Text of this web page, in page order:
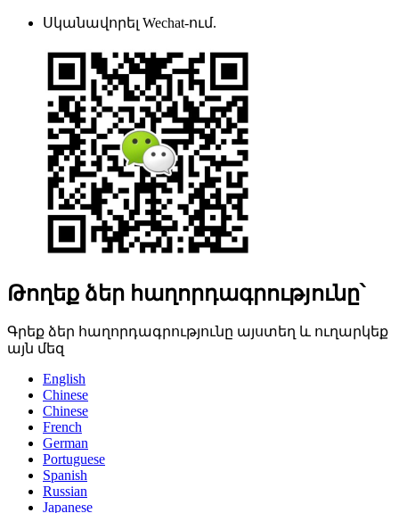
Սկանավորել Wechat-ում.
Թողեք ձեր հաղորդագրությունը՝
Գրեք ձեր հաղորդագրությունը այստեղ և ուղարկեք
այն մեզ
English
Chinese
Chinese
French
German
Portuguese
Spanish
Russian
Japanese